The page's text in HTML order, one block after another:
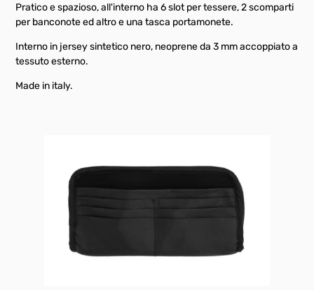
Pratico e spazioso, all'interno ha 6 slot per tessere, 2 scomparti
per banconote ed altro e una tasca portamonete.
Interno in jersey sintetico nero, neoprene da 3 mm accoppiato a
tessuto esterno.
Made in italy.